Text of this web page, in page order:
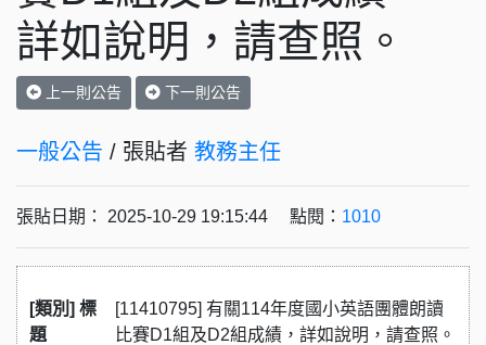
詳如說明，請查照。
上一則公告 下一則公告
一般公告 / 張貼者 教務主任
張貼日期： 2025-10-29 19:15:44 點閱： 1010
[類別] 標
題
[11410795] 有關114年度國小英語團體朗讀
比賽D1組及D2組成績，詳如說明，請查照。